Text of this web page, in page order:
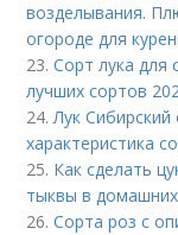
возделывания.
огороде для
23.Сорт лука для
лучших сортов
24.Лук
характеристика
25. Как сделать
тыквы в
26.Сорта роз с